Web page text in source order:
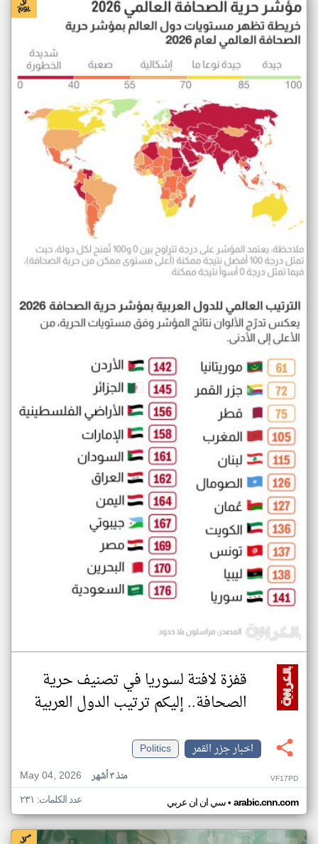
قفزة لافتة لسوريا في تصنيف حرية
الصحافة.. إليكم ترتيب الدول العربية
اخبار جزر القمر
Politics
May 04, 2026
منذ ٣ أشهر VF17PD
سي ان ان عربي• arabic.cnn.com عدد الكلمات: ٢٣١